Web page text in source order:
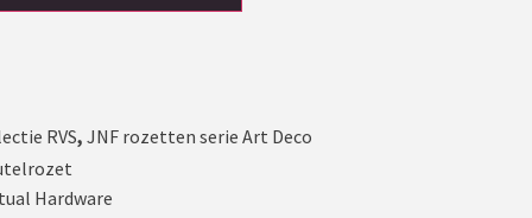
RVS, JNF rozetten serie Art Deco
Hardware